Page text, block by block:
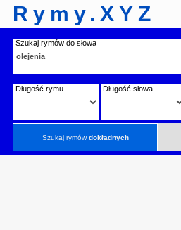
Rymy.XYZ
Szukaj rymów do słowa
Długość rymu Długość słowa
Szukaj rymówdokładnych